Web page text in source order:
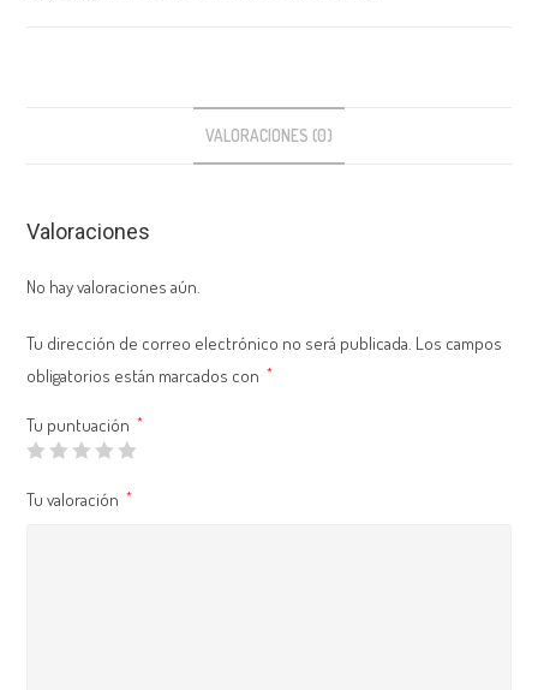
VALORACIONES (0)
Valoraciones
No hay valoraciones aún.
Tu dirección de correo electrónico no será publicada. Los campos
obligatorios están marcados con
*
Tu puntuación *
Tu valoración *